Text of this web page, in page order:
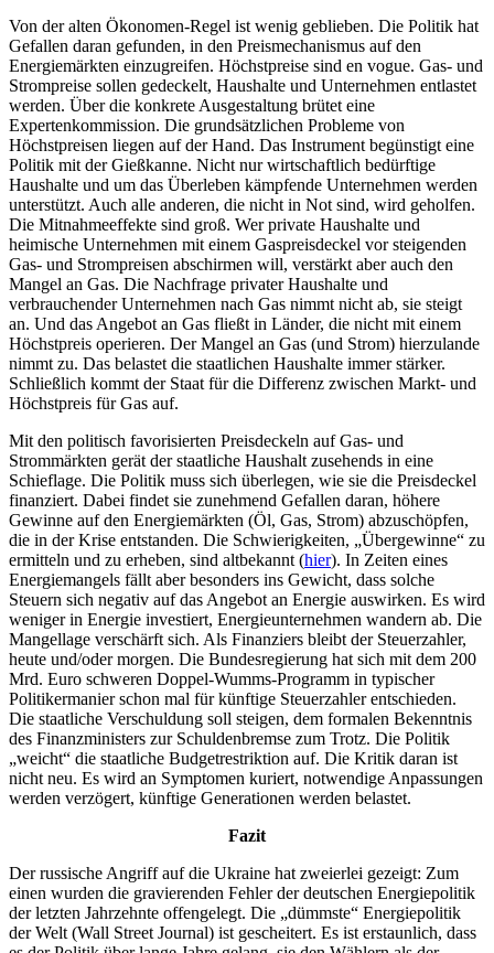
Von der alten Ökonomen-Regel ist wenig geblieben. Die Politik hat
Gefallen daran gefunden, in den Preismechanismus auf den
Energiemärkten einzugreifen. Höchstpreise sind en vogue. Gas- und
Strompreise sollen gedeckelt, Haushalte und Unternehmen entlastet
werden. Über die konkrete Ausgestaltung brütet eine
Expertenkommission. Die grundsätzlichen Probleme von
Höchstpreisen liegen auf der Hand. Das Instrument begünstigt eine
Politik mit der Gießkanne. Nicht nur wirtschaftlich bedürftige
Haushalte und um das Überleben kämpfende Unternehmen werden
unterstützt. Auch alle anderen, die nicht in Not sind, wird geholfen.
Die Mitnahmeeffekte sind groß. Wer private Haushalte und
heimische Unternehmen mit einem Gaspreisdeckel vor steigenden
Gas- und Strompreisen abschirmen will, verstärkt aber auch den
Mangel an Gas. Die Nachfrage privater Haushalte und
verbrauchender Unternehmen nach Gas nimmt nicht ab, sie steigt
an. Und das Angebot an Gas fließt in Länder, die nicht mit einem
Höchstpreis operieren. Der Mangel an Gas (und Strom) hierzulande
nimmt zu. Das belastet die staatlichen Haushalte immer stärker.
Schließlich kommt der Staat für die Differenz zwischen Markt- und
Höchstpreis für Gas auf.
Mit den politisch favorisierten Preisdeckeln auf Gas- und
Strommärkten gerät der staatliche Haushalt zusehends in eine
Schieflage. Die Politik muss sich überlegen, wie sie die Preisdeckel
finanziert. Dabei findet sie zunehmend Gefallen daran, höhere
Gewinne auf den Energiemärkten (Öl, Gas, Strom) abzuschöpfen,
die in der Krise entstanden. Die Schwierigkeiten, „Übergewinne“ zu
ermitteln und zu erheben, sind altbekannt (hier). In Zeiten eines
Energiemangels fällt aber besonders ins Gewicht, dass solche
Steuern sich negativ auf das Angebot an Energie auswirken. Es wird
weniger in Energie investiert, Energieunternehmen wandern ab. Die
Mangellage verschärft sich. Als Finanziers bleibt der Steuerzahler,
heute und/oder morgen. Die Bundesregierung hat sich mit dem 200
Mrd. Euro schweren Doppel-Wumms-Programm in typischer
Politikermanier schon mal für künftige Steuerzahler entschieden.
Die staatliche Verschuldung soll steigen, dem formalen Bekenntnis
des Finanzministers zur Schuldenbremse zum Trotz. Die Politik
„weicht“ die staatliche Budgetrestriktion auf. Die Kritik daran ist
nicht neu. Es wird an Symptomen kuriert, notwendige Anpassungen
werden verzögert, künftige Generationen werden belastet.
Fazit
Der russische Angriff auf die Ukraine hat zweierlei gezeigt: Zum
einen wurden die gravierenden Fehler der deutschen Energiepolitik
der letzten Jahrzehnte offengelegt. Die „dümmste“ Energiepolitik
der Welt (Wall Street Journal) ist gescheitert. Es ist erstaunlich, dass